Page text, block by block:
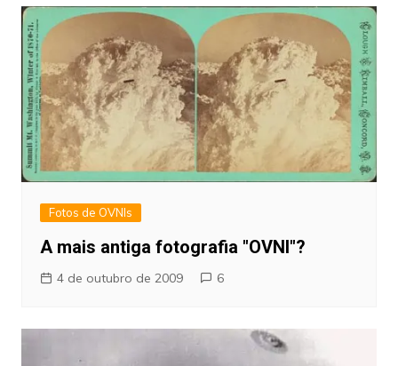
Fotos de OVNIs
A mais antiga fotografia "OVNI"?
4 de outubro de 2009 6